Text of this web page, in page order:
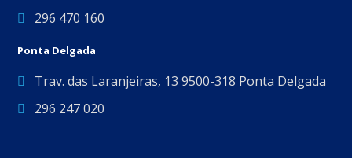
296 470 160
Ponta Delgada
Trav. das Laranjeiras, 13 9500-318 Ponta Delgada
296 247 020